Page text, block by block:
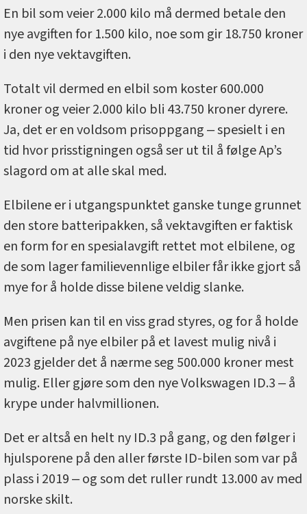
En bil som veier 2.000 kilo må dermed betale den
nye avgiften for 1.500 kilo, noe som gir 18.750 kroner
i den nye vektavgiften.
Totalt vil dermed en elbil som koster 600.000
kroner og veier 2.000 kilo bli 43.750 kroner dyrere.
Ja, det er en voldsom prisoppgang ‒ spesielt i en
tid hvor prisstigningen også ser ut til å følge Ap’s
slagord om at alle skal med.
Elbilene er i utgangspunktet ganske tunge grunnet
den store batteripakken, så vektavgiften er faktisk
en form for en spesialavgift rettet mot elbilene, og
de som lager familievennlige elbiler får ikke gjort så
mye for å holde disse bilene veldig slanke.
Men prisen kan til en viss grad styres, og for å holde
avgiftene på nye elbiler på et lavest mulig nivå i
2023 gjelder det å nærme seg 500.000 kroner mest
mulig. Eller gjøre som den nye Volkswagen ID.3 ‒ å
krype under halvmillionen.
Det er altså en helt ny ID.3 på gang, og den følger i
hjulsporene på den aller første ID-bilen som var på
plass i 2019 ‒ og som det ruller rundt 13.000 av med
norske skilt.